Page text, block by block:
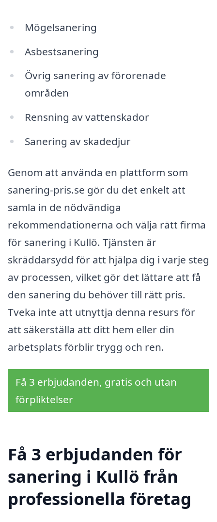
Mögelsanering
Asbestsanering
Övrig sanering av förorenade
områden
Rensning av vattenskador
Sanering av skadedjur
Genom att använda en plattform som
sanering-pris.se gör du det enkelt att
samla in de nödvändiga
rekommendationerna och välja rätt firma
för sanering i Kullö. Tjänsten är
skräddarsydd för att hjälpa dig i varje steg
av processen, vilket gör det lättare att få
den sanering du behöver till rätt pris.
Tveka inte att utnyttja denna resurs för
att säkerställa att ditt hem eller din
arbetsplats förblir trygg och ren.
Få 3 erbjudanden, gratis och utan
förpliktelser
Få 3 erbjudanden för
sanering i Kullö från
professionella företag